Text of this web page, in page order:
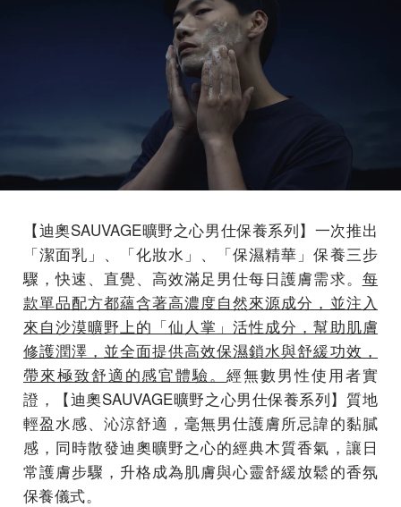
【迪奧SAUVAGE曠野之心男仕保養系列】一次推出
「潔面乳」、「化妝水」、「保濕精華」保養三步
驟，快速、直覺、高效滿足男仕每日護膚需求。 每
款單品配方都蘊含著高濃度自然來源成分，並注入
來自沙漠曠野上的「仙人掌」活性成分，幫助肌膚
修護潤澤，並全面提供高效保濕鎖水與舒緩功效，
帶來極致舒適的感官體驗。經無數男性使用者實
證，【迪奧SAUVAGE曠野之心男仕保養系列】質地
輕盈水感、沁涼舒適，毫無男仕護膚所忌諱的黏膩
感，同時散發迪奧曠野之心的經典木質香氣，讓日
常護膚步驟，升格成為肌膚與心靈舒緩放鬆的香氛
保養儀式。